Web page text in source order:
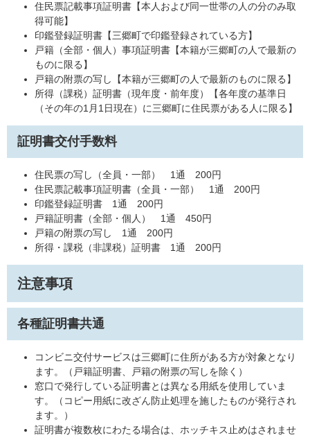
住民票記載事項証明書【本人および同一世帯の人の分のみ取
得可能】
印鑑登録証明書【三郷町で印鑑登録されている方】
戸籍（全部・個人）事項証明書【本籍が三郷町の人で最新の
ものに限る】
戸籍の附票の写し【本籍が三郷町の人で最新のものに限る】
所得（課税）証明書（現年度・前年度）【各年度の基準日
（その年の1月1日現在）に三郷町に住民票がある人に限る】
証明書交付手数料
住民票の写し（全員・一部） 1通 200円
住民票記載事項証明書（全員・一部） 1通 200円
印鑑登録証明書 1通 200円
戸籍証明書（全部・個人） 1通 450円
戸籍の附票の写し 1通 200円
所得・課税（非課税）証明書 1通 200円
注意事項
各種証明書共通
コンビニ交付サービスは三郷町に住所がある方が対象となり
ます。（戸籍証明書、戸籍の附票の写しを除く）
窓口で発行している証明書とは異なる用紙を使用していま
す。（コピー用紙に改ざん防止処理を施したものが発行され
ます。）
証明書が複数枚にわたる場合は、ホッチキス止めはされませ